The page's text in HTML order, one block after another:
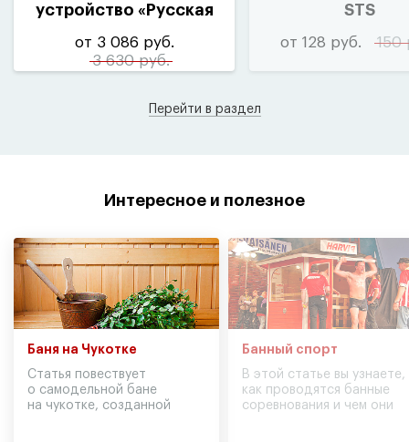
устройство « Русская
от 3 086 руб.
3 630 руб.
STS
от 128 руб. 150
Перейти в раздел
Интересное и полезное
Баня на Чукотке
Статья повествует
о самодельной бане
на чукотке, созданной
Банный спорт
В этой статье вы узнаете,
как проводятся банные
соревнования и чем они